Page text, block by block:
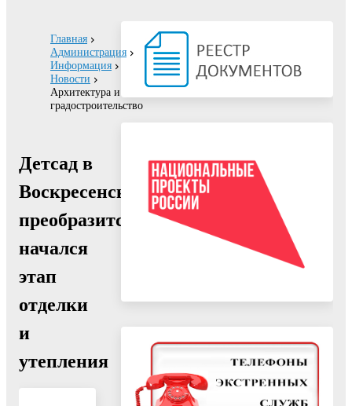
Главная
Администрация
Информация
Новости
Архитектура и
градостроительство
Детсад в
Воскресенске
преобразится:
начался
этап
отделки
и
утепления